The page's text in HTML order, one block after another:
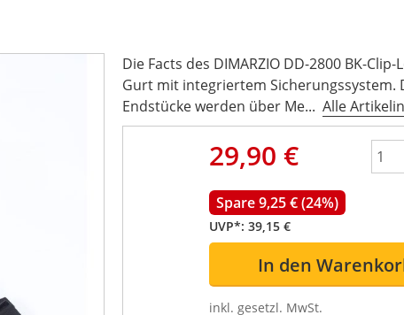
Die Facts des DIMARZIO DD-2800 BK-Clip-
Gurt mit integriertem Sicherungssystem.
Endstücke werden über Me... Alle
29,90 €
Spare 9,25 € (24%)
UVP*: 39,15 €
In den
inkl. gesetzl. MwSt.